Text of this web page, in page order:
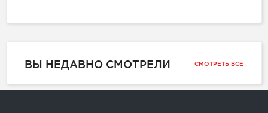
ВЫ НЕДАВНО СМОТРЕЛИ СМОТРЕТЬ ВСЕ